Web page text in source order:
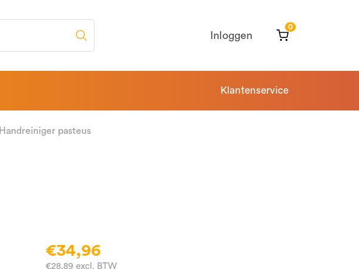
Inloggen
0
Klantenservice
Handreiniger pasteus
€34,96
€28,89 excl. BTW